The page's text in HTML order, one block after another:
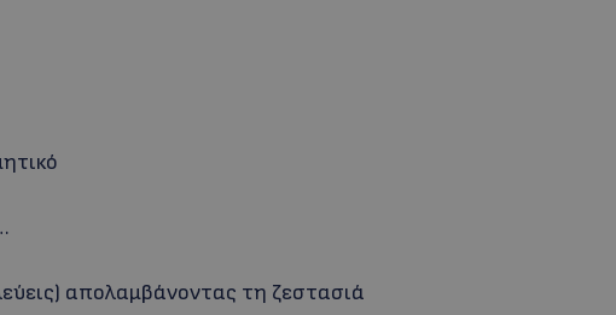
απολαμβάνοντας τη ζεστασιά